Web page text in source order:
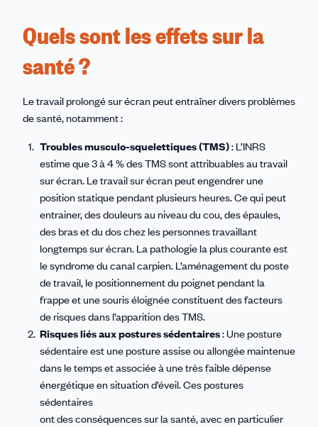
Linkedin
Facebook
Threads
Bluesky
email
Quels sont les effets sur la
santé ?
Le travail prolongé sur écran peut entraîner divers problèmes
de santé, notamment :
Troubles musculo-squelettiques (TMS): L’INRS
estime que 3 à 4 % des TMS sont attribuables au travail
sur écran. Le travail sur écran peut engendrer une
position statique pendant plusieurs heures. Ce qui peut
entrainer, des douleurs au niveau du cou, des épaules,
des bras et du dos chez les personnes travaillant
longtemps sur écran. La pathologie la plus courante est
le syndrome du canal carpien. L’aménagement du poste
de travail, le positionnement du poignet pendant la
frappe et une souris éloignée constituent des facteurs
de risques dans l’apparition des TMS.
Risques liés aux postures sédentaires: Une posture
sédentaire est une posture assise ou allongée maintenue
dans le temps et associée à une très faible dépense
énergétique en situation d’éveil. Ces postures
sédentaires
ont des conséquences sur la santé, avec en particulier